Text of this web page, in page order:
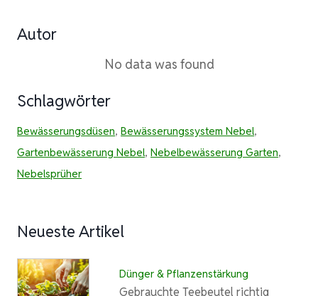
Autor
No data was found
Schlagwörter
Bewässerungsdüsen, Bewässerungssystem Nebel,
Gartenbewässerung Nebel, Nebelbewässerung Garten,
Nebelsprüher
Neueste Artikel
Dünger & Pflanzenstärkung
Gebrauchte Teebeutel richtig